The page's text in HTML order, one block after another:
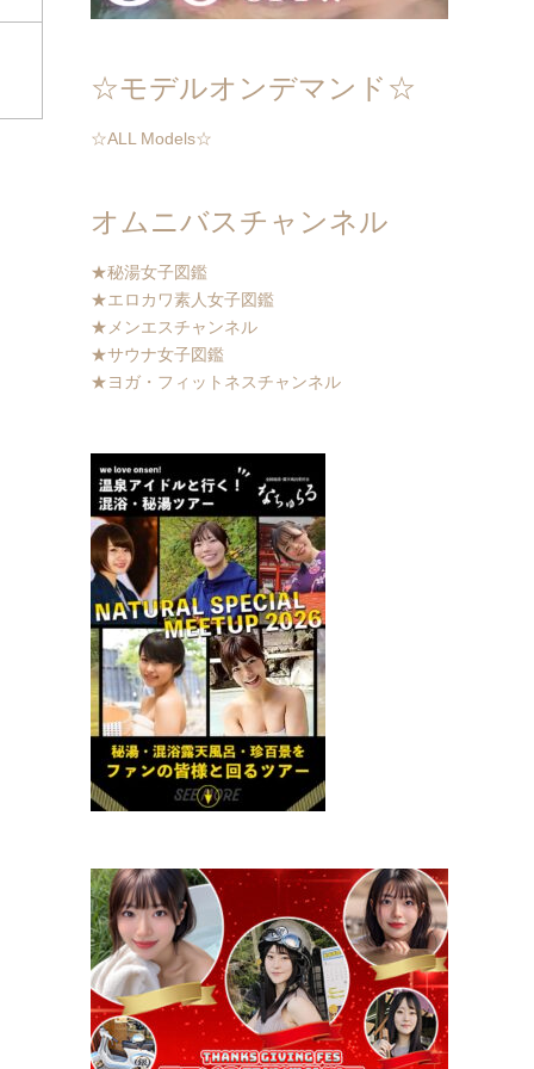
☆モデルオンデマンド☆
☆ALL Models☆
オムニバスチャンネル
★秘湯女子図鑑
★エロカワ素人女子図鑑
★メンエスチャンネル
★サウナ女子図鑑
★ヨガ・フィットネスチャンネル